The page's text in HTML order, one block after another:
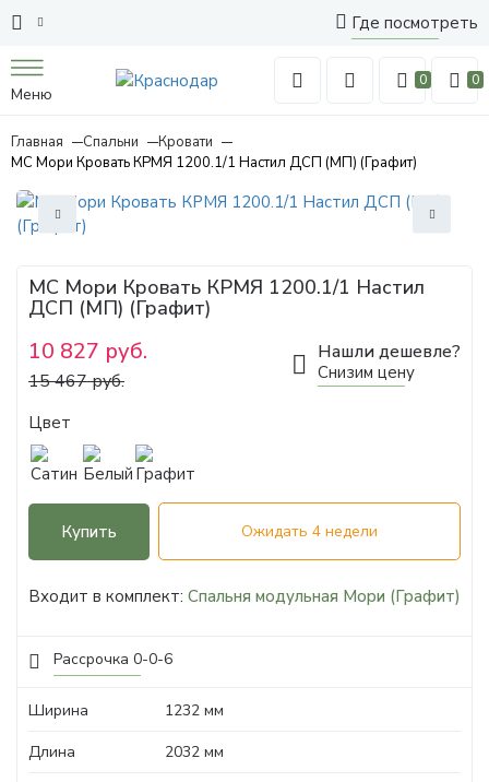
Где посмотреть
Меню
0 0
Главная Спальни
Кровати
МС Мори Кровать КРМЯ 1200.1/1 Настил ДСП (МП) (Графит)
Рассрочка 0-0-6
МС Мори Кровать КРМЯ 1200.1/1 Настил
ДСП (МП) (Графит)
10 827 руб.
15 467 руб.
Нашли дешевле?
Снизим цену
Цвет
Купить Ожидать 4 недели
Входит в комплект: Спальня модульная Мори (Графит)
Ширина
1232 мм
Длина
2032 мм